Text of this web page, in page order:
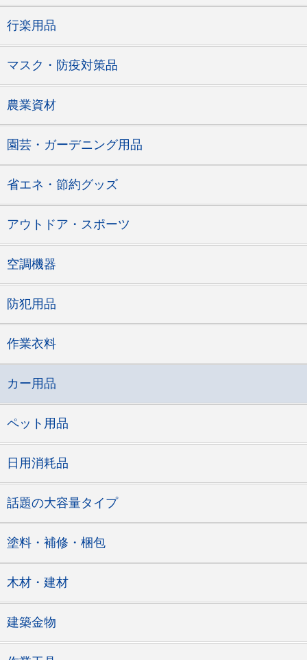
行楽用品
マスク・防疫対策品
農業資材
園芸・ガーデニング用品
省エネ・節約グッズ
アウトドア・スポーツ
空調機器
防犯用品
作業衣料
カー用品
ペット用品
日用消耗品
話題の大容量タイプ
塗料・補修・梱包
木材・建材
建築金物